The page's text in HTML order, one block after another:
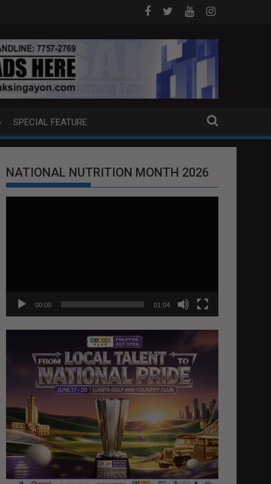
ANG EXTRADITION REQUEST NG U.S. LABAN KAY QUIBOLOY
MAHIGIT P21-M HALAGANG SMUGGLED
SPECIAL FEATURE
NATIONAL NUTRITION MONTH 2026
00:00 01:04